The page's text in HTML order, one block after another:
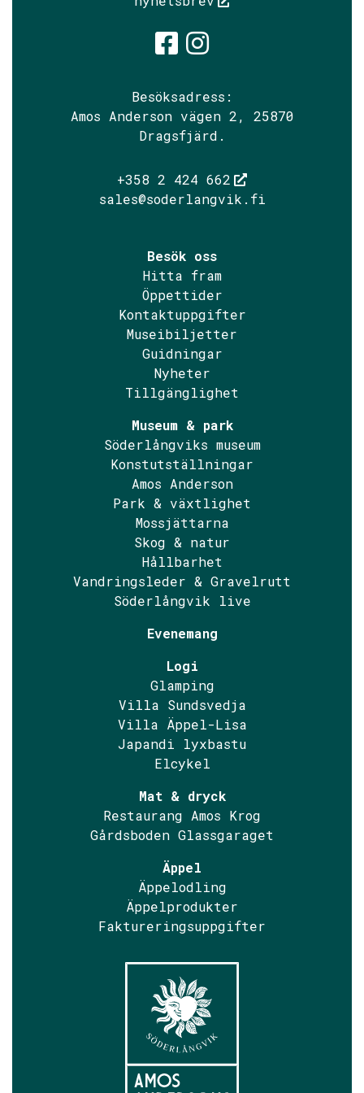
Besöksadress:
Amos Anderson vägen 2, 25870
Dragsfjärd.
+358 2 424 662
sales@soderlangvik.fi
Besök oss
Hitta fram
Öppettider
Kontaktuppgifter
Museibiljetter
Guidningar
Nyheter
Tillgänglighet
Museum & park
Söderlångviks museum
Konstutställningar
Amos Anderson
Park & växtlighet
Mossjättarna
Skog & natur
Hållbarhet
Vandringsleder & Gravelrutt
Söderlångvik live
Evenemang
Logi
Glamping
Villa Sundsvedja
Villa Äppel-Lisa
Japandi lyxbastu
Elcykel
Mat & dryck
Restaurang Amos Krog
Gårdsboden Glassgaraget
Äppel
Äppelodling
Äppelprodukter
Faktureringsuppgifter